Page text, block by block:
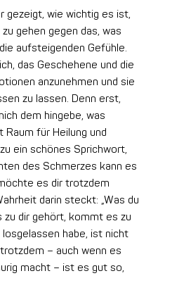
gezeigt, wie wichtig es ist,
gehen gegen das, was
aufsteigenden Gefühle.
das Geschehene und die
anzunehmen und sie
zu lassen. Denn erst,
dem hingebe, was
für Heilung und
ein schönes Sprichwort,
des Schmerzes kann es
es dir trotzdem
darin steckt: „Was du
zu dir gehört, kommt es zu
losgelassen habe, ist nicht
– auch wenn es
macht – ist es gut so,